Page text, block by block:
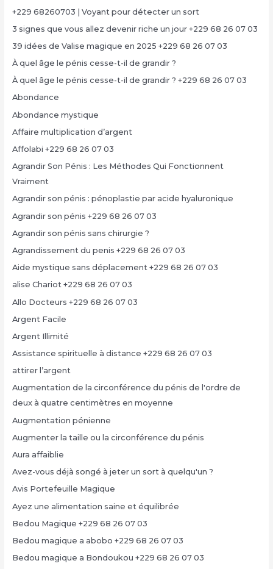
+229 68260703 | Voyant pour détecter un sort
3 signes que vous allez devenir riche un jour +229 68 26 07 03
39 idées de Valise magique en 2025 +229 68 26 07 03
À quel âge le pénis cesse-t-il de grandir ?
À quel âge le pénis cesse-t-il de grandir ? +229 68 26 07 03
Abondance
Abondance mystique
Affaire multiplication d’argent
Affolabi +229 68 26 07 03
Agrandir Son Pénis : Les Méthodes Qui Fonctionnent
Vraiment
Agrandir son pénis : pénoplastie par acide hyaluronique
Agrandir son pénis +229 68 26 07 03
Agrandir son pénis sans chirurgie ?
Agrandissement du penis +229 68 26 07 03
Aide mystique sans déplacement +229 68 26 07 03
alise Chariot +229 68 26 07 03
Allo Docteurs +229 68 26 07 03
Argent Facile
Argent Illimité
Assistance spirituelle à distance +229 68 26 07 03
attirer l’argent
Augmentation de la circonférence du pénis de l'ordre de
deux à quatre centimètres en moyenne
Augmentation pénienne
Augmenter la taille ou la circonférence du pénis
Aura affaiblie
Avez-vous déjà songé à jeter un sort à quelqu'un ?
Avis Portefeuille Magique
Ayez une alimentation saine et équilibrée
Bedou Magique +229 68 26 07 03
Bedou magique a abobo +229 68 26 07 03
Bedou magique a Bondoukou +229 68 26 07 03